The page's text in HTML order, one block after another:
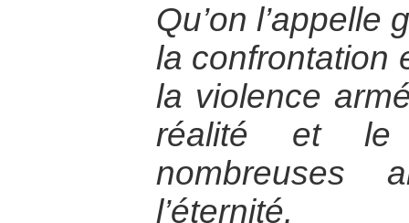
Qu’on l’appelle
la confrontation
la violence
réalité et le
nombreuses
l’éternité.